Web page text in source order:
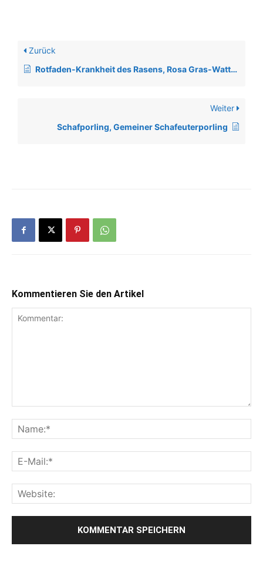
Zurück
Rotfaden-Krankheit des Rasens, Rosa Gras-Watte, Gräser-Rotspitzigkeit
Weiter
Schafporling, Gemeiner Schafeuterporling
Kommentieren Sie den Artikel